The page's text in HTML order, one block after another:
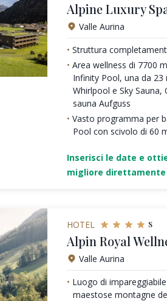
Alpine Luxury
Valle Aurina
Struttura
Area wellness di 7700
Infinity Pool, una da
Whirlpool e Sky
sauna Aufguss
Vasto programma per
Pool con scivolo di 60
Inserisci le date e
migliore
HOTEL s
Alpin Royal
Valle Aurina
Luogo di
maestose montagne